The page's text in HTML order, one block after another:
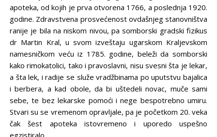
apoteka, od kojih je prva otvorena 1766, a poslednja 1920.
godine. Zdravstvena prosvećenost ovdašnjeg stanovništva
ranije je bila na niskom nivou, pa somborski gradski fizikus
dr Martin Kral, u svom izveštaju ugarskom Kraljevskom
namesničkom veću iz 1785. godine, beleži da somborski
kako rimokatolici, tako i pravoslavni, nisu svesni šta je lekar,
a šta lek, i radije se služe vradžbinama po uputstvu bajalica
i berbera, a kad obole, da bi uštedeli novac, muče sami
sebe, te bez lekarske pomoći i nege bespotrebno umiru.
Stvari su se vremenom opravljale, pa je početkom 20. veka
čak šest apoteka istovremeno i uporedo uspešno
egzistiralo…